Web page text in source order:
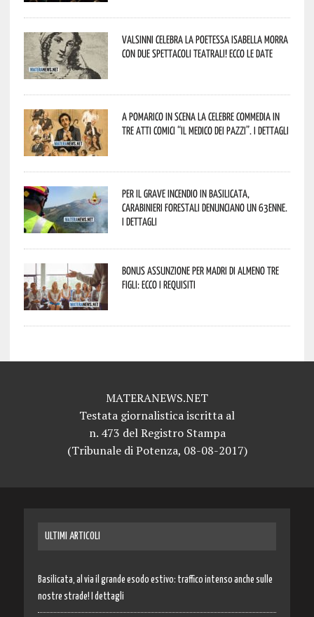
Valsinni celebra la poetessa Isabella Morra
con due spettacoli teatrali! Ecco le date
A Pomarico in scena la celebre commedia in
tre atti comici “Il medico dei pazzi”. I dettagli
Per il grave incendio in Basilicata,
Carabinieri forestali denunciano un 63enne.
I dettagli
Bonus assunzione per madri di almeno tre
figli: ecco i requisiti
MATERANEWS.NET
Testata giornalistica iscritta al
n. 473 del Registro Stampa
(Tribunale di Potenza, 08-08-2017)
ULTIMI ARTICOLI
Basilicata, al via il grande esodo estivo: traffico intenso anche sulle
nostre strade! I dettagli